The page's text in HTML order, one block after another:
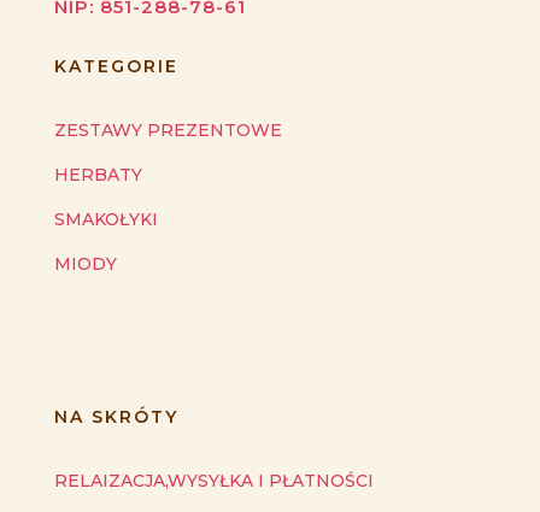
NIP: 851-288-78-61
KATEGORIE
ZESTAWY PREZENTOWE
HERBATY
SMAKOŁYKI
MIODY
NA SKRÓTY
RELAIZACJA,WYSYŁKA I PŁATNOŚCI